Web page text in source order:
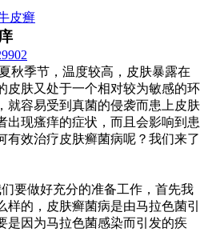
皮癣
秋季节，温度较高，皮肤暴露在
皮肤又处于一个相对较为敏感的环
就容易受到真菌的侵袭而患上皮肤
出现瘙痒的症状，而且会影响到患
有效治疗皮肤癣菌病呢？我们来了
要做好充分的准备工作，首先我
的，皮肤癣菌病是由马拉色菌引
是因为马拉色菌感染而引发的疾